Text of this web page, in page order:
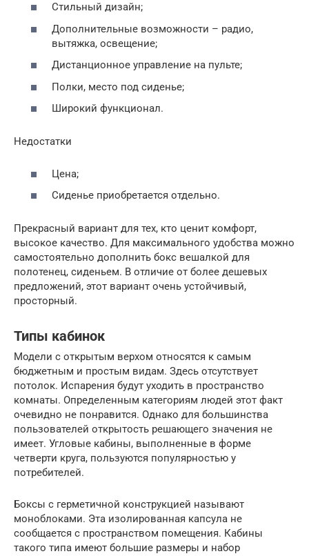
Стильный дизайн;
Дополнительные возможности – радио,
вытяжка, освещение;
Дистанционное управление на пульте;
Полки, место под сиденье;
Широкий функционал.
Недостатки
Цена;
Сиденье приобретается отдельно.
Прекрасный вариант для тех, кто ценит комфорт,
высокое качество. Для максимального удобства можно
самостоятельно дополнить бокс вешалкой для
полотенец, сиденьем. В отличие от более дешевых
предложений, этот вариант очень устойчивый,
просторный.
Типы кабинок
Модели с открытым верхом относятся к самым
бюджетным и простым видам. Здесь отсутствует
потолок. Испарения будут уходить в пространство
комнаты. Определенным категориям людей этот факт
очевидно не понравится. Однако для большинства
пользователей открытость решающего значения не
имеет. Угловые кабины, выполненные в форме
четверти круга, пользуются популярностью у
потребителей.
Боксы с герметичной конструкцией называют
моноблоками. Эта изолированная капсула не
сообщается с пространством помещения. Кабины
такого типа имеют большие размеры и набор